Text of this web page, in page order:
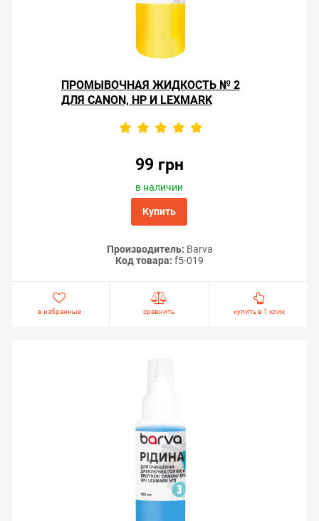
ПРОМЫВОЧНАЯ ЖИДКОСТЬ № 2
ДЛЯ CANON, HP И LEXMARK
99 грн
в наличии
Купить
Производитель: Barva
Код товара: f5-019
в избранные сравнить купить в 1 клик